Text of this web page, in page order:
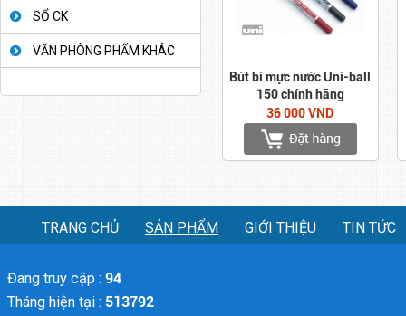
SỔ CK
VĂN PHÒNG PHẨM KHÁC
Bút bi mực nước Uni-ball
150 chính hãng
36 000 VND
TRANG CHỦ SẢN PHẨM GIỚI THIỆU TIN TỨC
Đang truy cập : 94
Tháng hiện tại : 513792